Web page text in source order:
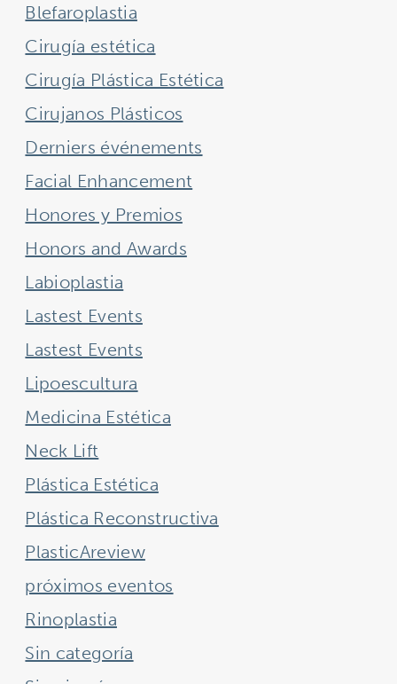
Blefaroplastia
Cirugía estética
Cirugía Plástica Estética
Cirujanos Plásticos
Derniers événements
Facial Enhancement
Honores y Premios
Honors and Awards
Labioplastia
Lastest Events
Lastest Events
Lipoescultura
Medicina Estética
Neck Lift
Plástica Estética
Plástica Reconstructiva
PlasticAreview
próximos eventos
Rinoplastia
Sin categoría